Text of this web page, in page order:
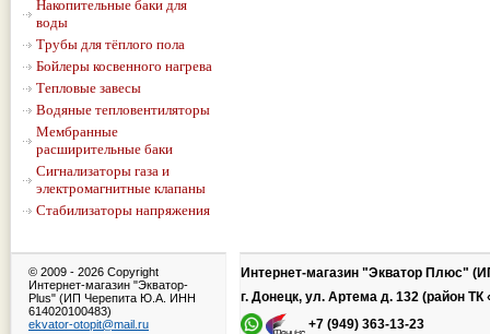
Накопительные баки для
воды
Трубы для тёплого пола
Бойлеры косвенного нагрева
Тепловые завесы
Водяные тепловентиляторы
Мембранные
расширительные баки
Сигнализаторы газа и
электромагнитные клапаны
Стабилизаторы напряжения
© 2009 - 2026 Copyright
Интернет-магазин "Экватор-
Plus" (ИП Черепита Ю.А. ИНН
614020100483)
ekvator-otopit@mail.ru
Интернет-магазин "Экватор Плюс"
г. Донецк, ул. Артема д. 132 (район ТК
+7 (949) 363-13-23